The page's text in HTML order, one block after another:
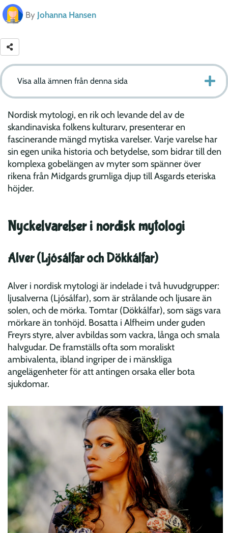
By Johanna Hansen
Visa alla ämnen från denna sida
Nordisk mytologi, en rik och levande del av de
skandinaviska folkens kulturarv, presenterar en
fascinerande mängd mytiska varelser. Varje varelse har
sin egen unika historia och betydelse, som bidrar till den
komplexa gobelängen av myter som spänner över
rikena från Midgards grumliga djup till Asgards eteriska
höjder.
Nyckelvarelser i nordisk mytologi
Alver (Ljósálfar och Dökkálfar)
Alver i nordisk mytologi är indelade i två huvudgrupper:
ljusalverna (Ljósálfar), som är strålande och ljusare än
solen, och de mörka. Tomtar (Dökkálfar), som sägs vara
mörkare än tonhöjd. Bosatta i Alfheim under guden
Freyrs styre, alver avbildas som vackra, långa och smala
halvgudar. De framställs ofta som moraliskt
ambivalenta, ibland ingriper de i mänskliga
angelägenheter för att antingen orsaka eller bota
sjukdomar.